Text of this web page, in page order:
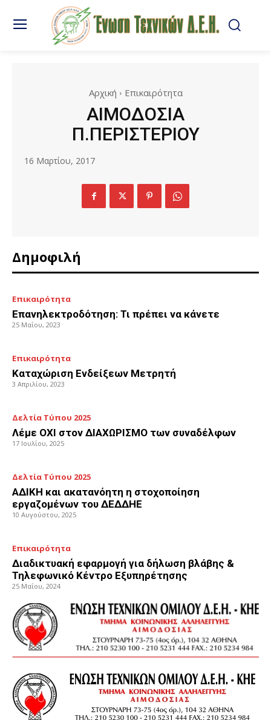
Αρχική Επικαιρότητα
ΑΙΜΟΔΟΣΙΑ
Π.ΠΕΡΙΣΤΕΡΙΟΥ
16 Μαρτίου, 2017
Δημοφιλή
Επικαιρότητα
Επανηλεκτροδότηση: Τι πρέπει να κάνετε
25 Μαΐου, 2023
Επικαιρότητα
Καταχώριση Ενδείξεων Μετρητή
3 Απριλίου, 2023
Δελτία Τύπου 2025
Λέμε ΟΧΙ στον ΔΙΑΧΩΡΙΣΜΟ των συναδέλφων
17 Ιουλίου, 2025
Δελτία Τύπου 2025
ΑΔΙΚΗ και ακατανόητη η στοχοποίηση
εργαζομένων του ΔΕΔΔΗΕ
10 Αυγούστου, 2025
Επικαιρότητα
Διαδικτυακή εφαρμογή για δήλωση βλάβης &
Τηλεφωνικό Κέντρο Εξυπηρέτησης
25 Μαΐου, 2024